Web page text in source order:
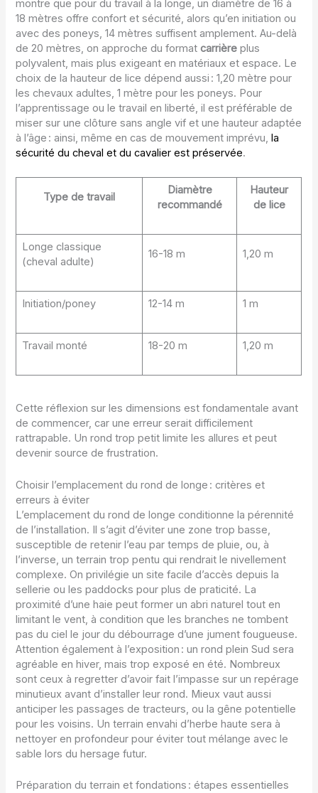
montre que pour du travail à la longe, un diamètre de 16 à
18 mètres offre confort et sécurité, alors qu’en initiation ou
avec des poneys, 14 mètres suffisent amplement. Au-delà
de 20 mètres, on approche du formatcarrière plus
polyvalent, mais plus exigeant en matériaux et espace. Le
choix de la hauteur de lice dépend aussi : 1,20 mètre pour
les chevaux adultes, 1 mètre pour les poneys. Pour
l’apprentissage ou le travail en liberté, il est préférable de
miser sur une clôture sans angle vif et une hauteur adaptée
à l’âge : ainsi, même en cas de mouvement imprévu,la
sécurité du cheval et du cavalier est préservée.
Type de travail
Diamètre
recommandé
Hauteur
de lice
Longe classique
(cheval adulte)
16-18 m 1,20 m
Initiation/poney 12-14 m 1 m
Travail monté 18-20 m 1,20 m
Cette réflexion sur les dimensions est fondamentale avant
de commencer, car une erreur serait difficilement
rattrapable. Un rond trop petit limite les allures et peut
devenir source de frustration.
Choisir l’emplacement du rond de longe : critères et
erreurs à éviter
L’emplacement du rond de longe conditionne la pérennité
de l’installation. Il s’agit d’éviter une zone trop basse,
susceptible de retenir l’eau par temps de pluie, ou, à
l’inverse, un terrain trop pentu qui rendrait le nivellement
complexe. On privilégie un site facile d’accès depuis la
sellerie ou les paddocks pour plus de praticité. La
proximité d’une haie peut former un abri naturel tout en
limitant le vent, à condition que les branches ne tombent
pas du ciel le jour du débourrage d’une jument fougueuse.
Attention également à l’exposition : un rond plein Sud sera
agréable en hiver, mais trop exposé en été. Nombreux
sont ceux à regretter d’avoir fait l’impasse sur un repérage
minutieux avant d’installer leur rond. Mieux vaut aussi
anticiper les passages de tracteurs, ou la gêne potentielle
pour les voisins. Un terrain envahi d’herbe haute sera à
nettoyer en profondeur pour éviter tout mélange avec le
sable lors du hersage futur.
Préparation du terrain et fondations : étapes essentielles